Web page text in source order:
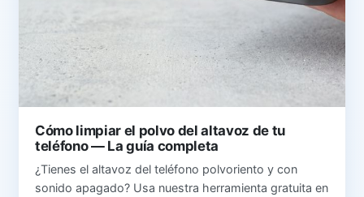
Cómo limpiar el polvo del altavoz de tu
teléfono — La guía completa
¿Tienes el altavoz del teléfono polvoriento y con
sonido apagado? Usa nuestra herramienta gratuita en